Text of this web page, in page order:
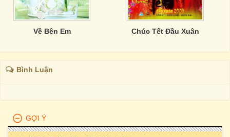
Về Bên Em Chúc Tết Đầu Xuân
Bình Luận
GỢI Ý